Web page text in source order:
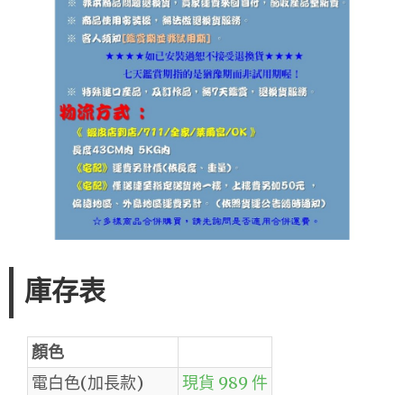
庫存表
顏色
電白色(加長款)
現貨 989 件